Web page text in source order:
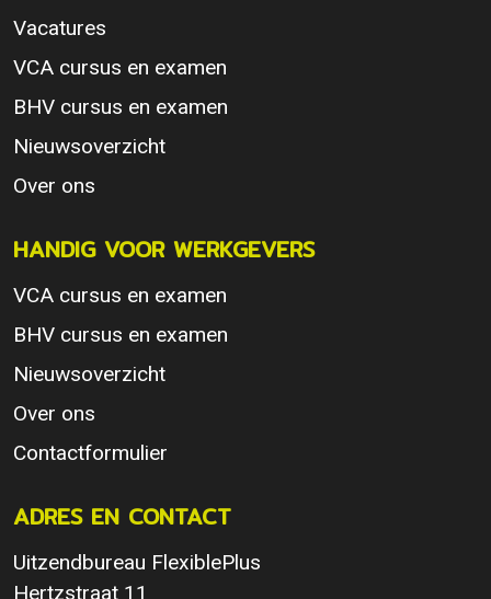
Vacatures
VCA cursus en examen
BHV cursus en examen
Nieuwsoverzicht
Over ons
HANDIG VOOR WERKGEVERS
VCA cursus en examen
BHV cursus en examen
Nieuwsoverzicht
Over ons
Contactformulier
ADRES EN CONTACT
Uitzendbureau FlexiblePlus
Hertzstraat 11